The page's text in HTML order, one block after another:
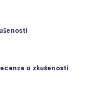
a zkušenosti